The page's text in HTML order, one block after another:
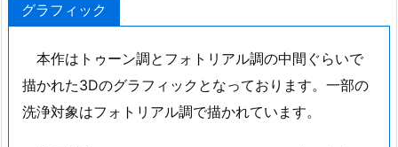
グラフィック
本作はトゥーン調とフォトリアル調の中間ぐらいで
描かれた3Dのグラフィックとなっております。一部の
洗浄対象はフォトリアル調で描かれています。